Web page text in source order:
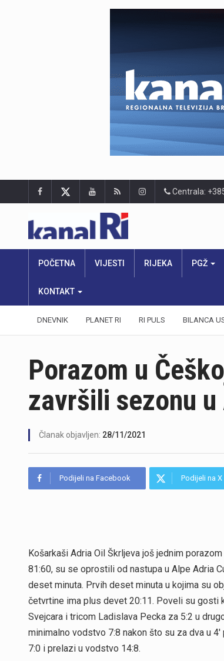
Centrala:
POČETNA VIJESTI RIJEKA PGŽ
KONTAKT
DNEVNIK PLANET RI RI PULS BILANCA
Porazom u
završili sezonu
Članak objavljen: 28/11/2021
Podijeli na Facebook Podijeli na X
Košarkaši Adria Oil Škrljeva još jednim
81:60, su se oprostili od nastupa u Alpe Adria
deset minuta. Prvih deset minuta u kojima su
četvrtine ima plus devet 20:11. Poveli su gosti
Svejcara i tricom Ladislava Pecka za 5:2 u
minimalno vodstvo 7:8 nakon što su za dva u
7:0 i prelazi u vodstvo 14:8.